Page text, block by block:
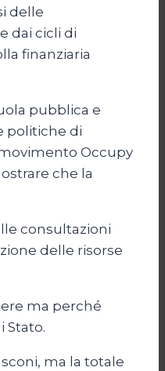
delle
dai cicli di
finanziaria
pubblica e
politiche di
Occupy
che la
consultazioni
delle risorse
ma perché
Stato.
ma la totale